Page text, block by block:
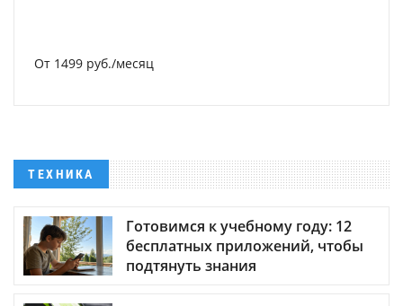
От 1499 руб./месяц
ТЕХНИКА
Готовимся к учебному году: 12
бесплатных приложений, чтобы
подтянуть знания